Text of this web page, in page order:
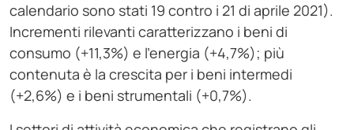
calendario sono stati 19 contro i 21 di aprile 2021).
Incrementi rilevanti caratterizzano i beni di
consumo (+11,3%) e l’energia (+4,7%); più
contenuta è la crescita per i beni intermedi
(+2,6%) e i beni strumentali (+0,7%).